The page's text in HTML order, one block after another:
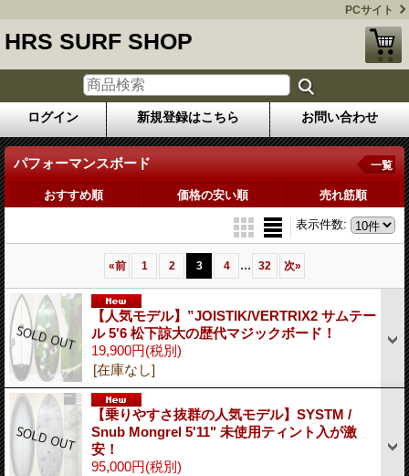
PCサイト
HRS SURF SHOP
ログイン 新規登録はこちら お問い合わせ
パフォーマンスボード 一覧
おすすめ順 価格の安い順 売れ筋順
表示件数:
«前 1 2 3 4 ... 32 次»
【人気モデル】”JOISTIK/VERTRIX2 サムテー
ル 5'6 松下諒大の歴代マジックボード！
19,900円(税別)
[在庫なし]
【乗りやすさ抜群の人気モデル】SYSTM /
Snub Mongrel 5'11" 未使用ティント入が激
安！
95,000円(税別)